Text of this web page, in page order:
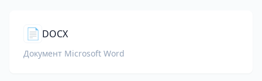
📄 DOCX
Документ Microsoft Word